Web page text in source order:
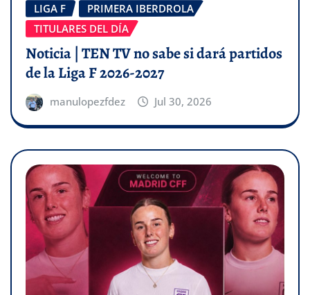
LIGA F
PRIMERA IBERDROLA
TITULARES DEL DÍA
Noticia | TEN TV no sabe si dará partidos
de la Liga F 2026-2027
manulopezfdez Jul 30, 2026